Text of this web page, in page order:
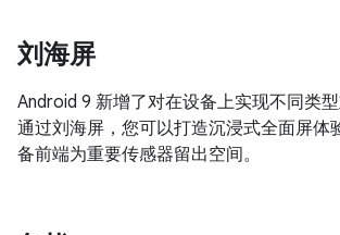
刘海屏
Android 9 新增了对在设备上实现不同类型
通过刘海屏，您可以打造沉浸式全面屏体
备前端为重要传感器留出空间。